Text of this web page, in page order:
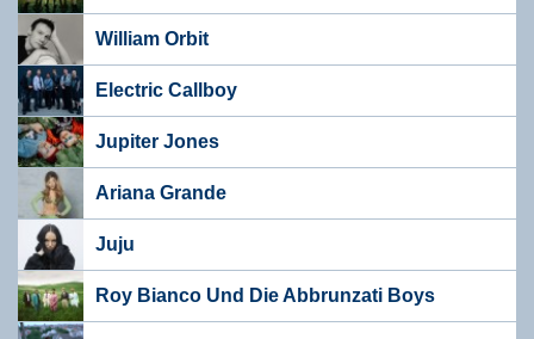
William Orbit
Electric Callboy
Jupiter Jones
Ariana Grande
Juju
Roy Bianco Und Die Abbrunzati Boys